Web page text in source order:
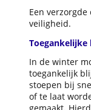
Een
veiligheid.
In de winter
toegankelijk
stoepen bij
of te laat